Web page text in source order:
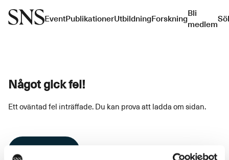
EventPublikationerUtbildningForskningBli
medlem
Något gick fel!
Ett oväntad fel inträffade. Du kan prova att ladda om sidan.